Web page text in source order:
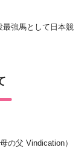
強馬として日本競
の父 Vindication）